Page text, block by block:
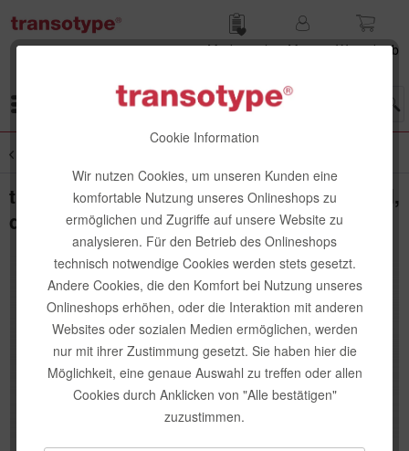
Merk­zettel
Mein
Waren­korb
Cookie Information
Wir nutzen Cookies, um unseren Kunden eine
komfortable Nutzung unseres Onlineshops zu
ermöglichen und Zugriffe auf unsere Website zu
analysieren. Für den Betrieb des Onlineshops
technisch notwendige Cookies werden stets gesetzt.
Andere Cookies, die den Komfort bei Nutzung unseres
Onlineshops erhöhen, oder die Interaktion mit anderen
Websites oder sozialen Medien ermöglichen, werden
nur mit ihrer Zustimmung gesetzt. Sie haben hier die
Möglichkeit, eine genaue Auswahl zu treffen oder allen
Cookies durch Anklicken von "Alle bestätigen"
zuzustimmen.
transotype X-Press It Montage-Klebeband,
doppelseitig